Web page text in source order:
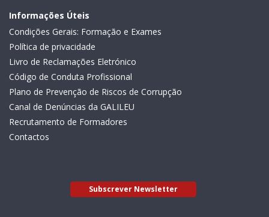
Informações Úteis
Condições Gerais: Formação e Exames
Política de privacidade
Livro de Reclamações Eletrónico
Código de Conduta Profissional
Plano de Prevenção de Riscos de Corrupção
Canal de Denúncias da GALILEU
Recrutamento de Formadores
Contactos
Subscrever Newsletter